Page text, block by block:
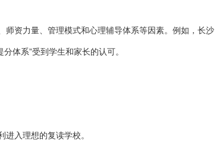
师资力量、管理模式和心理辅导体系等因素。例如，长沙
体系”受到学生和家长的认可。
进入理想的复读学校。